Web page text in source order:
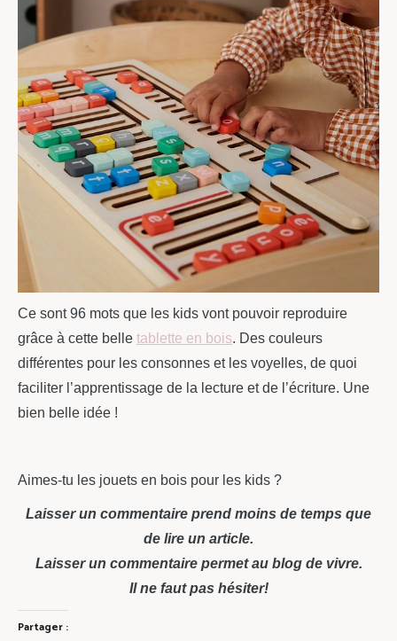
Ce sont 96 mots que les kids vont pouvoir reproduire
grâce à cette belle tablette en bois. Des couleurs
différentes pour les consonnes et les voyelles, de quoi
faciliter l’apprentissage de la lecture et de l’écriture. Une
bien belle idée !
Aimes-tu les jouets en bois pour les kids ?
Laisser un commentaire prend moins de temps que
de lire un article.
Laisser un commentaire permet au blog de vivre.
Il ne faut pas hésiter!
Partager :